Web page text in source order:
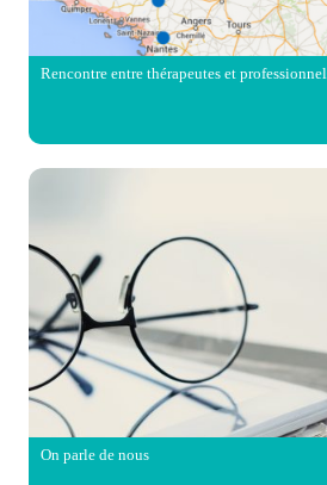
Rencontre entre thérapeutes et
On parle de nous